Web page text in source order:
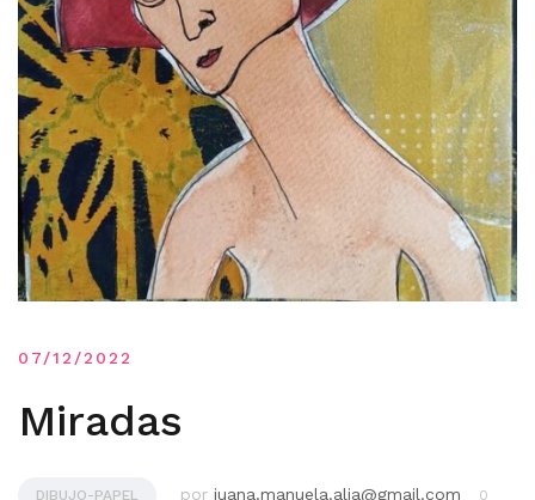
07/12/2022
Miradas
DIBUJO-PAPEL por juana.manuela.alia@gmail.com 0